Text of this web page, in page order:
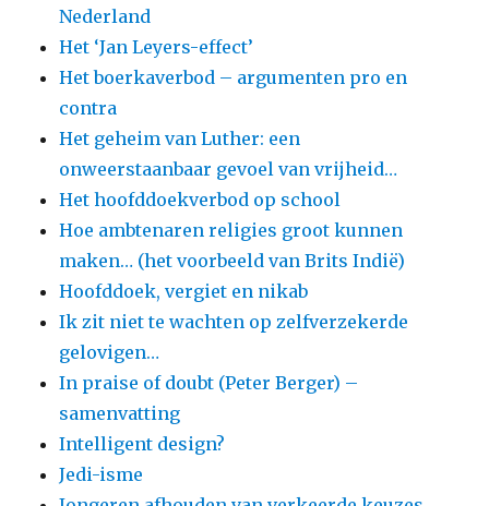
Nederland
Het ‘Jan Leyers-effect’
Het boerkaverbod – argumenten pro en
contra
Het geheim van Luther: een
onweerstaanbaar gevoel van vrijheid…
Het hoofddoekverbod op school
Hoe ambtenaren religies groot kunnen
maken… (het voorbeeld van Brits Indië)
Hoofddoek, vergiet en nikab
Ik zit niet te wachten op zelfverzekerde
gelovigen…
In praise of doubt (Peter Berger) –
samenvatting
Intelligent design?
Jedi-isme